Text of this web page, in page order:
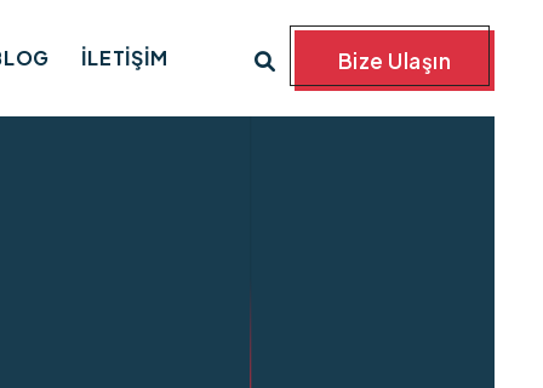
İLETIŞIM Bize Ulaşın